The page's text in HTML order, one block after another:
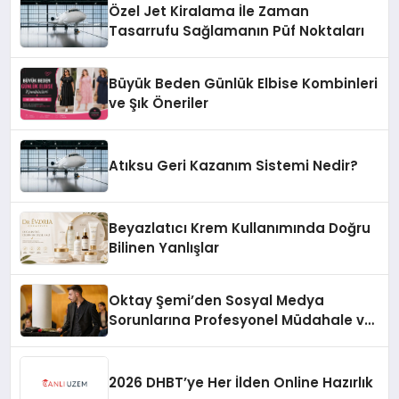
Özel Jet Kiralama İle Zaman
Tasarrufu Sağlamanın Püf Noktaları
Büyük Beden Günlük Elbise Kombinleri
ve Şık Öneriler
Atıksu Geri Kazanım Sistemi Nedir?
Beyazlatıcı Krem Kullanımında Doğru
Bilinen Yanlışlar
Oktay Şemi’den Sosyal Medya
Sorunlarına Profesyonel Müdahale ve
2026 DHBT’ye Her İlden Online Hazırlık